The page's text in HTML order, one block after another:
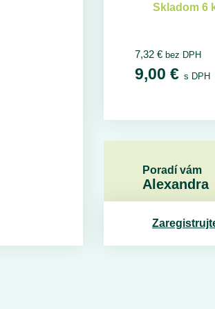
Skladom 6
7,32 € bez DPH
9,00 € s DPH
Poradí vám
Alexandra